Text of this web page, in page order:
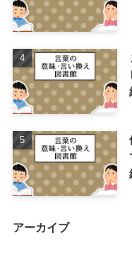
アーカイブ